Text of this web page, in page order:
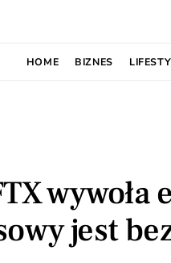
HOME BIZNES
wywoła
jest